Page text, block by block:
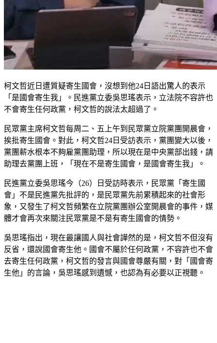
柯文哲近日遭質疑寄生國會，沒想到他24日語出驚人的表示
「是國會寄生我」。民進黨立委吳思瑤表示，立法院不容許也
不會寄生任何政黨，柯文哲的說法太超過了。
民眾黨主席柯文哲每周二、五上午到民眾黨立院黨團開晨會，
挨批寄生國會。對此，柯文哲24日受訪表示，黨團變大以後，
黨團薪水根本不夠雇黨團助理，所以現在是中央黨部出錢，請
助理去黨團上班，「現在不是寄生國會，是國會寄生我」。
民進黨立委吳思瑤今（26）日受訪時表示，民眾黨「寄生國
會」不是民進黨先批評的，是民眾黨先前累積起來的社會形
象，又發生了柯文哲頻繁在立院黨團辦公室開晨會的事件，媒
體才會再次來關注民眾黨是不是有寄生國會的情勢。
吳思瑤指出，現在最讓國人與社會譁然的是，柯文哲不但沒有
反省，還說國會寄生他。國會不屬於任何政黨，不容許也不會
去寄生任何政黨，柯文哲的發言與國會尊嚴有關，對「國會寄
生他」的言論，吳思瑤感到遺憾，也認為有必要以正視聽。